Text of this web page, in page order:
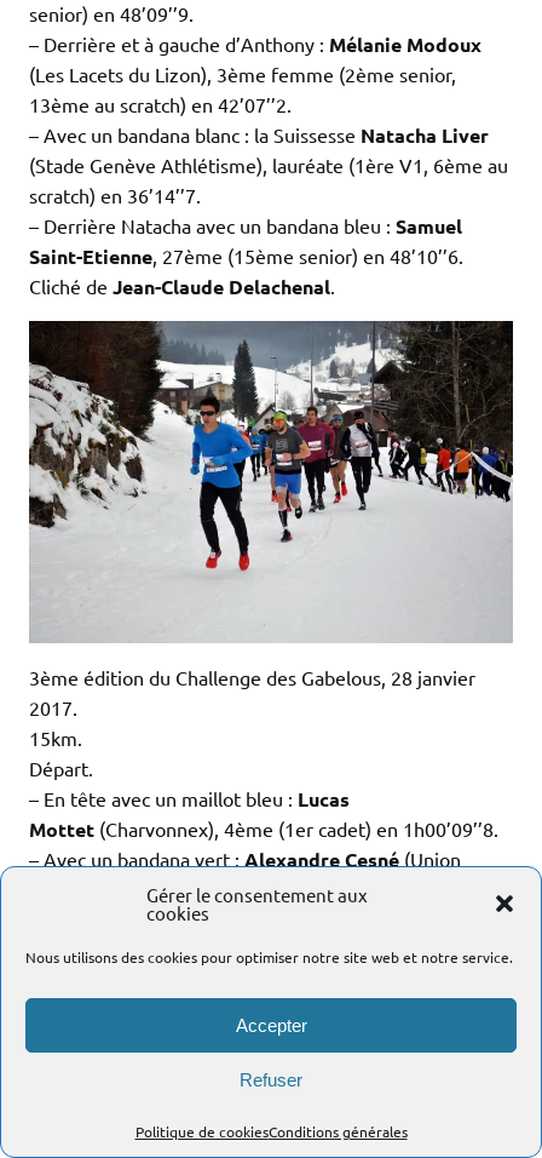
Gérer le consentement aux
cookies
Nous utilisons des cookies pour optimiser notre site web et notre service.
Accepter
Refuser
Politique de cookiesConditions générales
senior) en 48’09’’9.
– Derrière et à gauche d’Anthony : Mélanie Modoux
(Les Lacets du Lizon), 3ème femme (2ème senior,
13ème au scratch) en 42’07’’2.
– Avec un bandana blanc : la Suissesse Natacha Liver
(Stade Genève Athlétisme), lauréate (1ère V1, 6ème au
scratch) en 36’14’’7.
– Derrière Natacha avec un bandana bleu : Samuel
Saint-Etienne, 27ème (15ème senior) en 48’10’’6.
Cliché de Jean-Claude Delachenal.
3ème édition du Challenge des Gabelous, 28 janvier
2017.
15km.
Départ.
– En tête avec un maillot bleu : Lucas
Mottet (Charvonnex), 4ème (1er cadet) en 1h00’09’’8.
– Avec un bandana vert : Alexandre Cesné (Union
Cycliste Gessienne et Vélosophe), 5ème (4ème senior)
en 1h00’56’’6.
– Avec un maillot mauve : l’AnglaisDaniel Sims
– Entre Daniel et Steve :Henry De Pasqualin